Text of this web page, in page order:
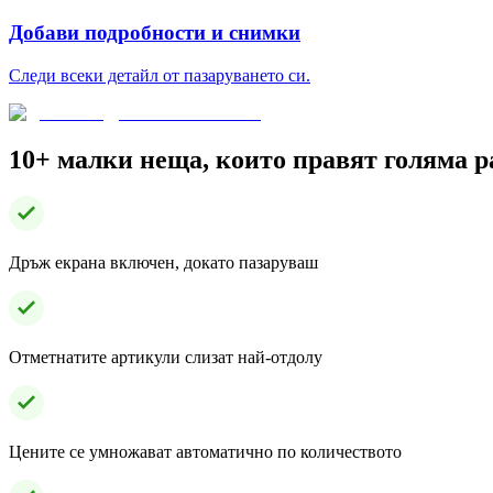
Добави подробности и снимки
Следи всеки детайл от пазаруването си.
10+ малки неща, които правят голяма
Дръж екрана включен, докато пазаруваш
Отметнатите артикули слизат най-отдолу
Цените се умножават автоматично по количеството